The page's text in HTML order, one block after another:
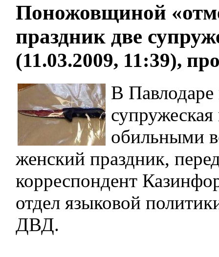
Поножовщиной
праздник две
(11.03.2009, 11:39),
В Павлодаре
обильными
женский праздник,
корреспондент
отдел языковой
ДВД.